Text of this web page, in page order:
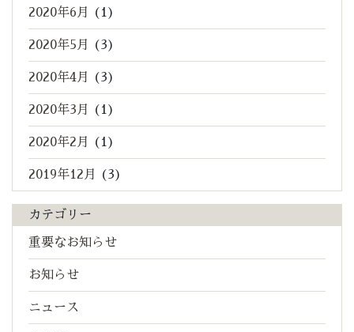
2020年6月 (1)
2020年5月 (3)
2020年4月 (3)
2020年3月 (1)
2020年2月 (1)
2019年12月 (3)
カテゴリー
重要なお知らせ
お知らせ
ニュース